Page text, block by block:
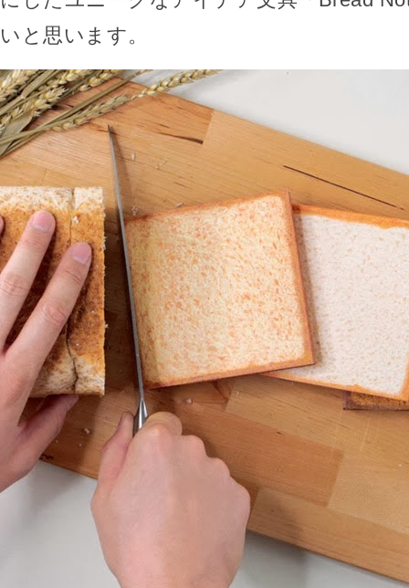
いと思います。